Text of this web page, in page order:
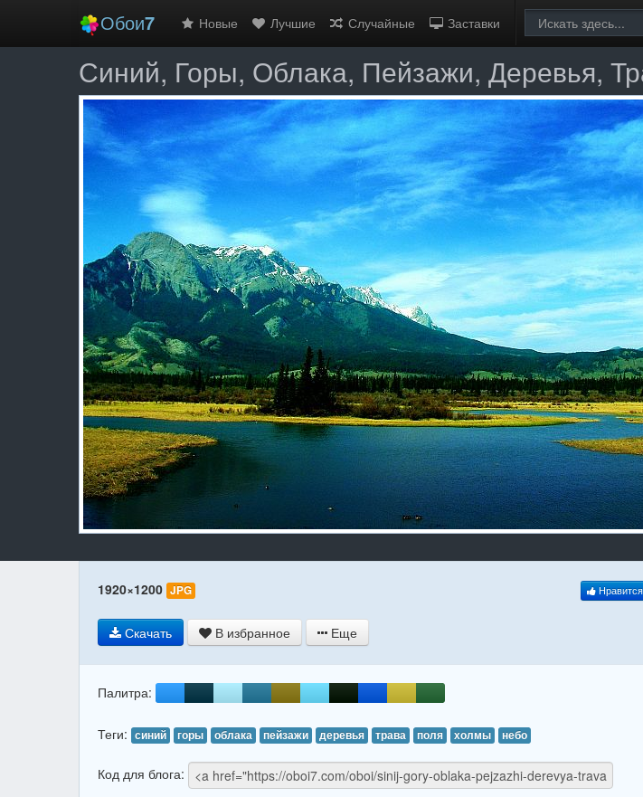
Обои7 Новые Лучшие Случайные Заставки
Синий, Горы, Облака, Пейзажи, Деревья,
1920×1200 JPG Нравится
Скачать В избранное Еще
Палитра:
Теги: синий горы облака пейзажи деревья трава поля холмы небо
Код для блога: